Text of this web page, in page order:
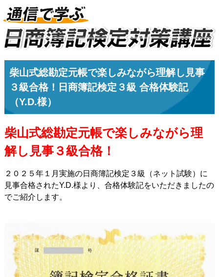
柴山式総勘定元帳で楽しみながら理解し見事
３級合格！日商簿記検定３級 合格体験記
（Y.D.様）
柴山式総勘定元帳で楽しみながら理
解し見事３級合格！
２０２５年１月実施の日商簿記検定３級（ネット試験）に
見事合格されたY.D.様より、合格体験記をいただきましたの
でご紹介します。